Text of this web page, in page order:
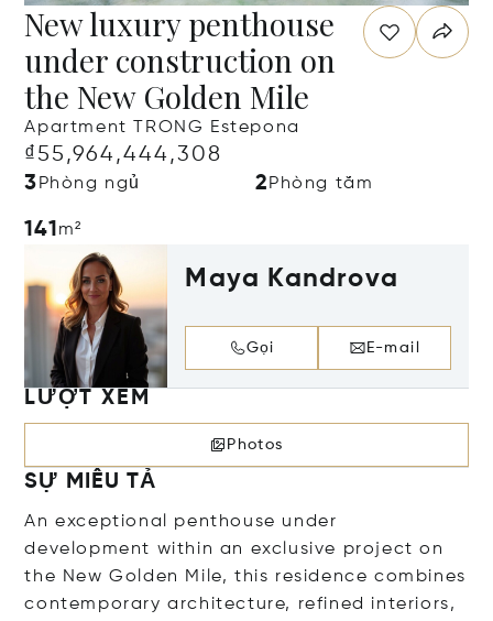
New luxury penthouse
under construction on
the New Golden Mile
Apartment TRONG Estepona
₫55,964,444,308
3 Phòng ngủ 2 Phòng tắm
141m²
Maya Kandrova
Gọi E-mail
LƯỢT XEM
Photos
SỰ MIÊU TẢ
An exceptional penthouse under
development within an exclusive project on
the New Golden Mile, this residence combines
contemporary architecture, refined interiors,